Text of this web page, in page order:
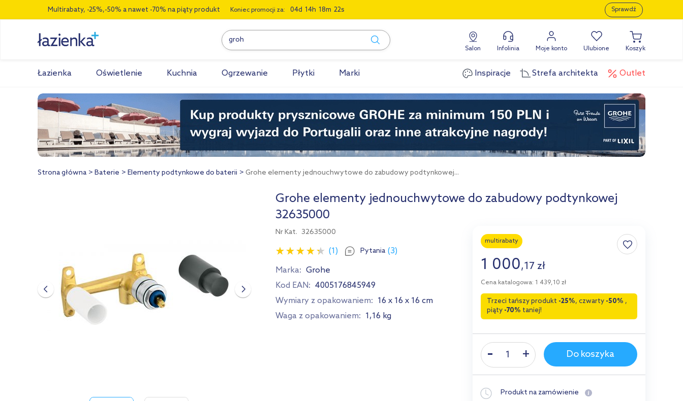
Multirabaty, -25%,-50% a nawet -70% na piąty produkt Koniec promocji za: 04 14 18 21 Sprawdź
Salon Infolinia Moje konto Ulubione Koszyk
Łazienka Oświetlenie Kuchnia Ogrzewanie Płytki Marki Inspiracje Strefa architekta Outlet
Strona główna Baterie Elementy podtynkowe do baterii Grohe elementy jednouchwytowe do zabudowy podtynkowej...
Grohe elementy jednouchwytowe do zabudowy podtynkowej
32635000
Nr Kat. 32635000
(1) Pytania (3)
Marka: Grohe
Kod EAN: 4005176845949
Wymiary z opakowaniem: 16 x 16 x 16 cm
Waga z opakowaniem: 1,16 kg
multirabaty
1 000,17 zł
Cena katalogowa: 1 439,10 zł
Trzeci tańszy produkt -25%, czwarty -50% ,
piąty -70% taniej!
Do koszyka
Produkt na zamówienie